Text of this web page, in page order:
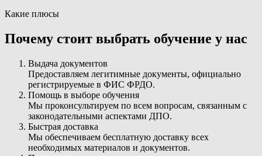
Какие плюсы
Почему стоит выбрать обучение у нас
Выдача документов
Предоставляем легитимные документы, официально
регистрируемые в ФИС ФРДО.
Помощь в выборе обучения
Мы проконсультируем по всем вопросам, связанным с
законодательными аспектами ДПО.
Быстрая доставка
Мы обеспечиваем бесплатную доставку всех
необходимых материалов и документов.